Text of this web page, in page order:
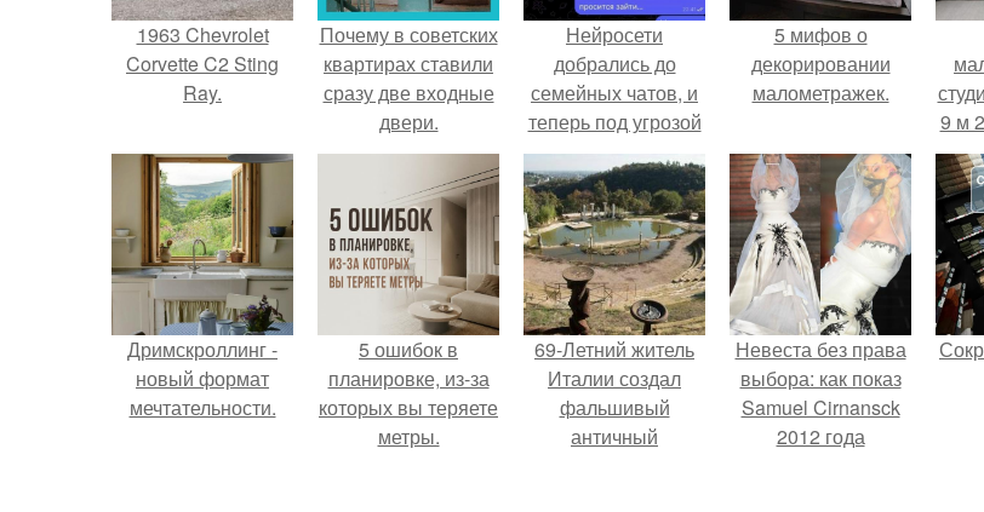
1963 Chevrolet
Corvette C2 Sting
Ray.
Почему в советских
квартирах ставили
сразу две входные
двери.
Нейросети
добрались до
семейных чатов, и
теперь под угрозой
мамины нервы.
5 мифов о
декорировании
малометражек.
9 м
Дримскроллинг -
новый формат
мечтательности.
5 ошибок в
планировке, из-за
которых вы теряете
метры.
69-Летний житель
Италии создал
фальшивый
античный
Невеста без права
выбора: как показ
Samuel Cirnansck
2012 года